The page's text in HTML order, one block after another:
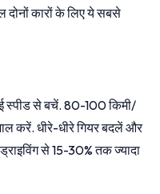
कारों के लिए ये सबसे
स्पीड से बचें. 80-100 किमी/
करें. धीरे-धीरे गियर बदलें और
से 15-30% तक ज्यादा